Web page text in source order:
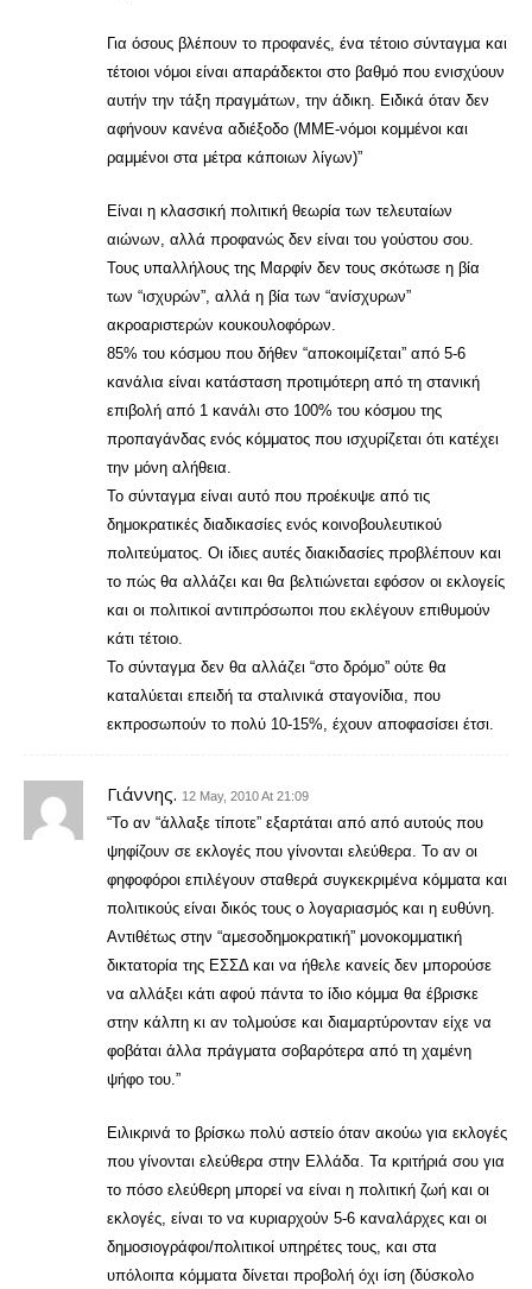
Για όσους βλέπουν το προφανές, ένα τέτοιο σύνταγμα και
τέτοιοι νόμοι είναι απαράδεκτοι στο βαθμό που ενισχύουν
αυτήν την τάξη πραγμάτων, την άδικη. Ειδικά όταν δεν
αφήνουν κανένα αδιέξοδο (ΜΜΕ-νόμοι κομμένοι και
ραμμένοι στα μέτρα κάποιων λίγων)”
Είναι η κλασσική πολιτική θεωρία των τελευταίων
αιώνων, αλλά προφανώς δεν είναι του γούστου σου.
Τους υπαλλήλους της Μαρφίν δεν τους σκότωσε η βία
των “ισχυρών”, αλλά η βία των “ανίσχυρων”
ακροαριστερών κουκουλοφόρων.
85% του κόσμου που δήθεν “αποκοιμίζεται” από 5-6
κανάλια είναι κατάσταση προτιμότερη από τη στανική
επιβολή από 1 κανάλι στο 100% του κόσμου της
προπαγάνδας ενός κόμματος που ισχυρίζεται ότι κατέχει
την μόνη αλήθεια.
Το σύνταγμα είναι αυτό που προέκυψε από τις
δημοκρατικές διαδικασίες ενός κοινοβουλευτικού
πολιτεύματος. Οι ίδιες αυτές διακιδασίες προβλέπουν και
το πώς θα αλλάζει και θα βελτιώνεται εφόσον οι εκλογείς
και οι πολιτικοί αντιπρόσωποι που εκλέγουν επιθυμούν
κάτι τέτοιο.
Το σύνταγμα δεν θα αλλάζει “στο δρόμο” ούτε θα
καταλύεται επειδή τα σταλινικά σταγονίδια, που
εκπροσωπούν το πολύ 10-15%, έχουν αποφασίσει έτσι.
Γιάννης. 12 May, 2010 At 21:09
“Το αν “άλλαξε τίποτε” εξαρτάται από από αυτούς που
ψηφίζουν σε εκλογές που γίνονται ελεύθερα. Το αν οι
φηφοφόροι επιλέγουν σταθερά συγκεκριμένα κόμματα και
πολιτικούς είναι δικός τους ο λογαριασμός και η ευθύνη.
Αντιθέτως στην “αμεσοδημοκρατική” μονοκομματική
δικτατορία της ΕΣΣΔ και να ήθελε κανείς δεν μπορούσε
να αλλάξει κάτι αφού πάντα το ίδιο κόμμα θα έβρισκε
στην κάλπη κι αν τολμούσε και διαμαρτύρονταν είχε να
φοβάται άλλα πράγματα σοβαρότερα από τη χαμένη
ψήφο του.”
Ειλικρινά το βρίσκω πολύ αστείο όταν ακούω για εκλογές
που γίνονται ελεύθερα στην Ελλάδα. Τα κριτήριά σου για
το πόσο ελεύθερη μπορεί να είναι η πολιτική ζωή και οι
εκλογές, είναι το να κυριαρχούν 5-6 καναλάρχες και οι
δημοσιογράφοι/πολιτικοί υπηρέτες τους, και στα
υπόλοιπα κόμματα δίνεται προβολή όχι ίση (δύσκολο